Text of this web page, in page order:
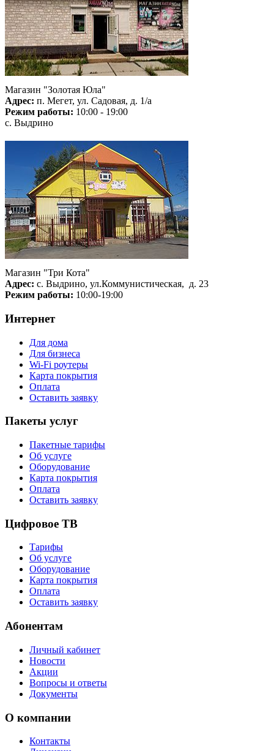
Магазин "Золотая Юла"
Адрес: п. Мегет, ул. Садовая, д. 1/а
Режим работы: 10:00 - 19:00
с. Выдрино
Магазин "Три Кота"
Адрес: с. Выдрино, ул.Коммунистическая, д. 23
Режим работы: 10:00-19:00
Интернет
Для дома
Для бизнеса
Wi-Fi роутеры
Карта покрытия
Оплата
Оставить заявку
Пакеты услуг
Пакетные тарифы
Об услуге
Оборудование
Карта покрытия
Оплата
Оставить заявку
Цифровое ТВ
Тарифы
Об услуге
Оборудование
Карта покрытия
Оплата
Оставить заявку
Абонентам
Личный кабинет
Новости
Акции
Вопросы и ответы
Документы
О компании
Контакты